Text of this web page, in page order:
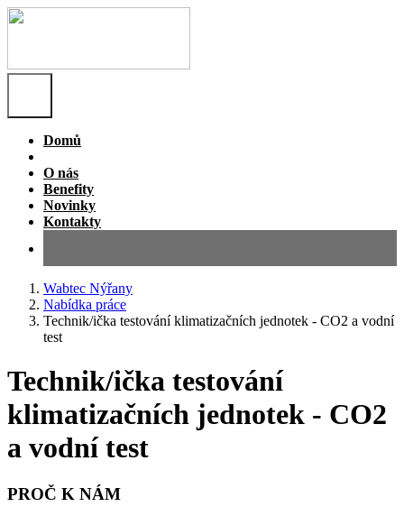
Domů
O nás
Benefity
Novinky
Kontakty
Wabtec Nýřany
Nabídka práce
Technik/ička testování klimatizačních jednotek - CO2 a vodní
test
Technik/ička testování
klimatizačních jednotek - CO2
a vodní test
PROČ K NÁM